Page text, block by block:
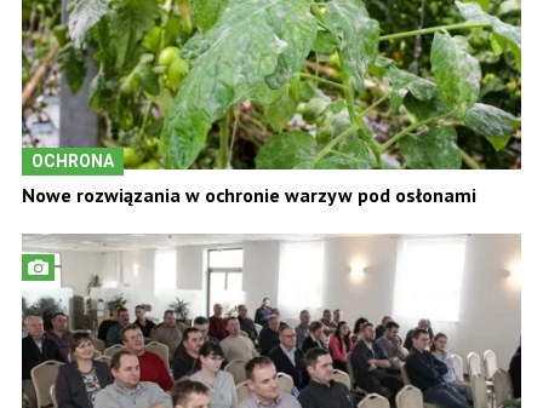
OCHRONA
Nowe rozwiązania w ochronie warzyw pod osłonami